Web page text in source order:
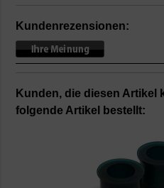
Kundenrezensionen:
Kunden, die diesen Artikel
folgende Artikel bestellt: